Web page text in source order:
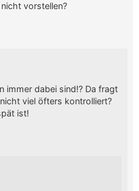
vorstellen?
immer dabei sind!? Da fragt
viel öfters kontrolliert?
ist!